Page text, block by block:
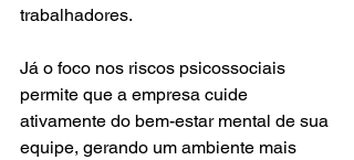
trabalhadores.
Já o foco nos riscos psicossociais
permite que a empresa cuide
ativamente do bem-estar mental de sua
equipe, gerando um ambiente mais